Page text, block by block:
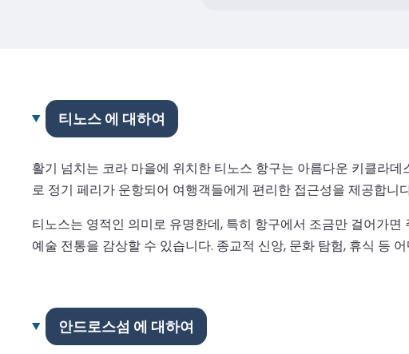
티노스 에 대하여
활기 넘치는 코라 마을에 위치한 티노스 항구는 아름다운 키클라
로 정기 페리가 운항되어 여행객들에게 편리한 접근성을 제공합니
티노스는 영적인 의미로 유명한데, 특히 항구에서 조금만 걸어가
예술 전통을 감상할 수 있습니다. 종교적 신앙, 문화 탐험, 휴식 등
안드로스섬 에 대하여